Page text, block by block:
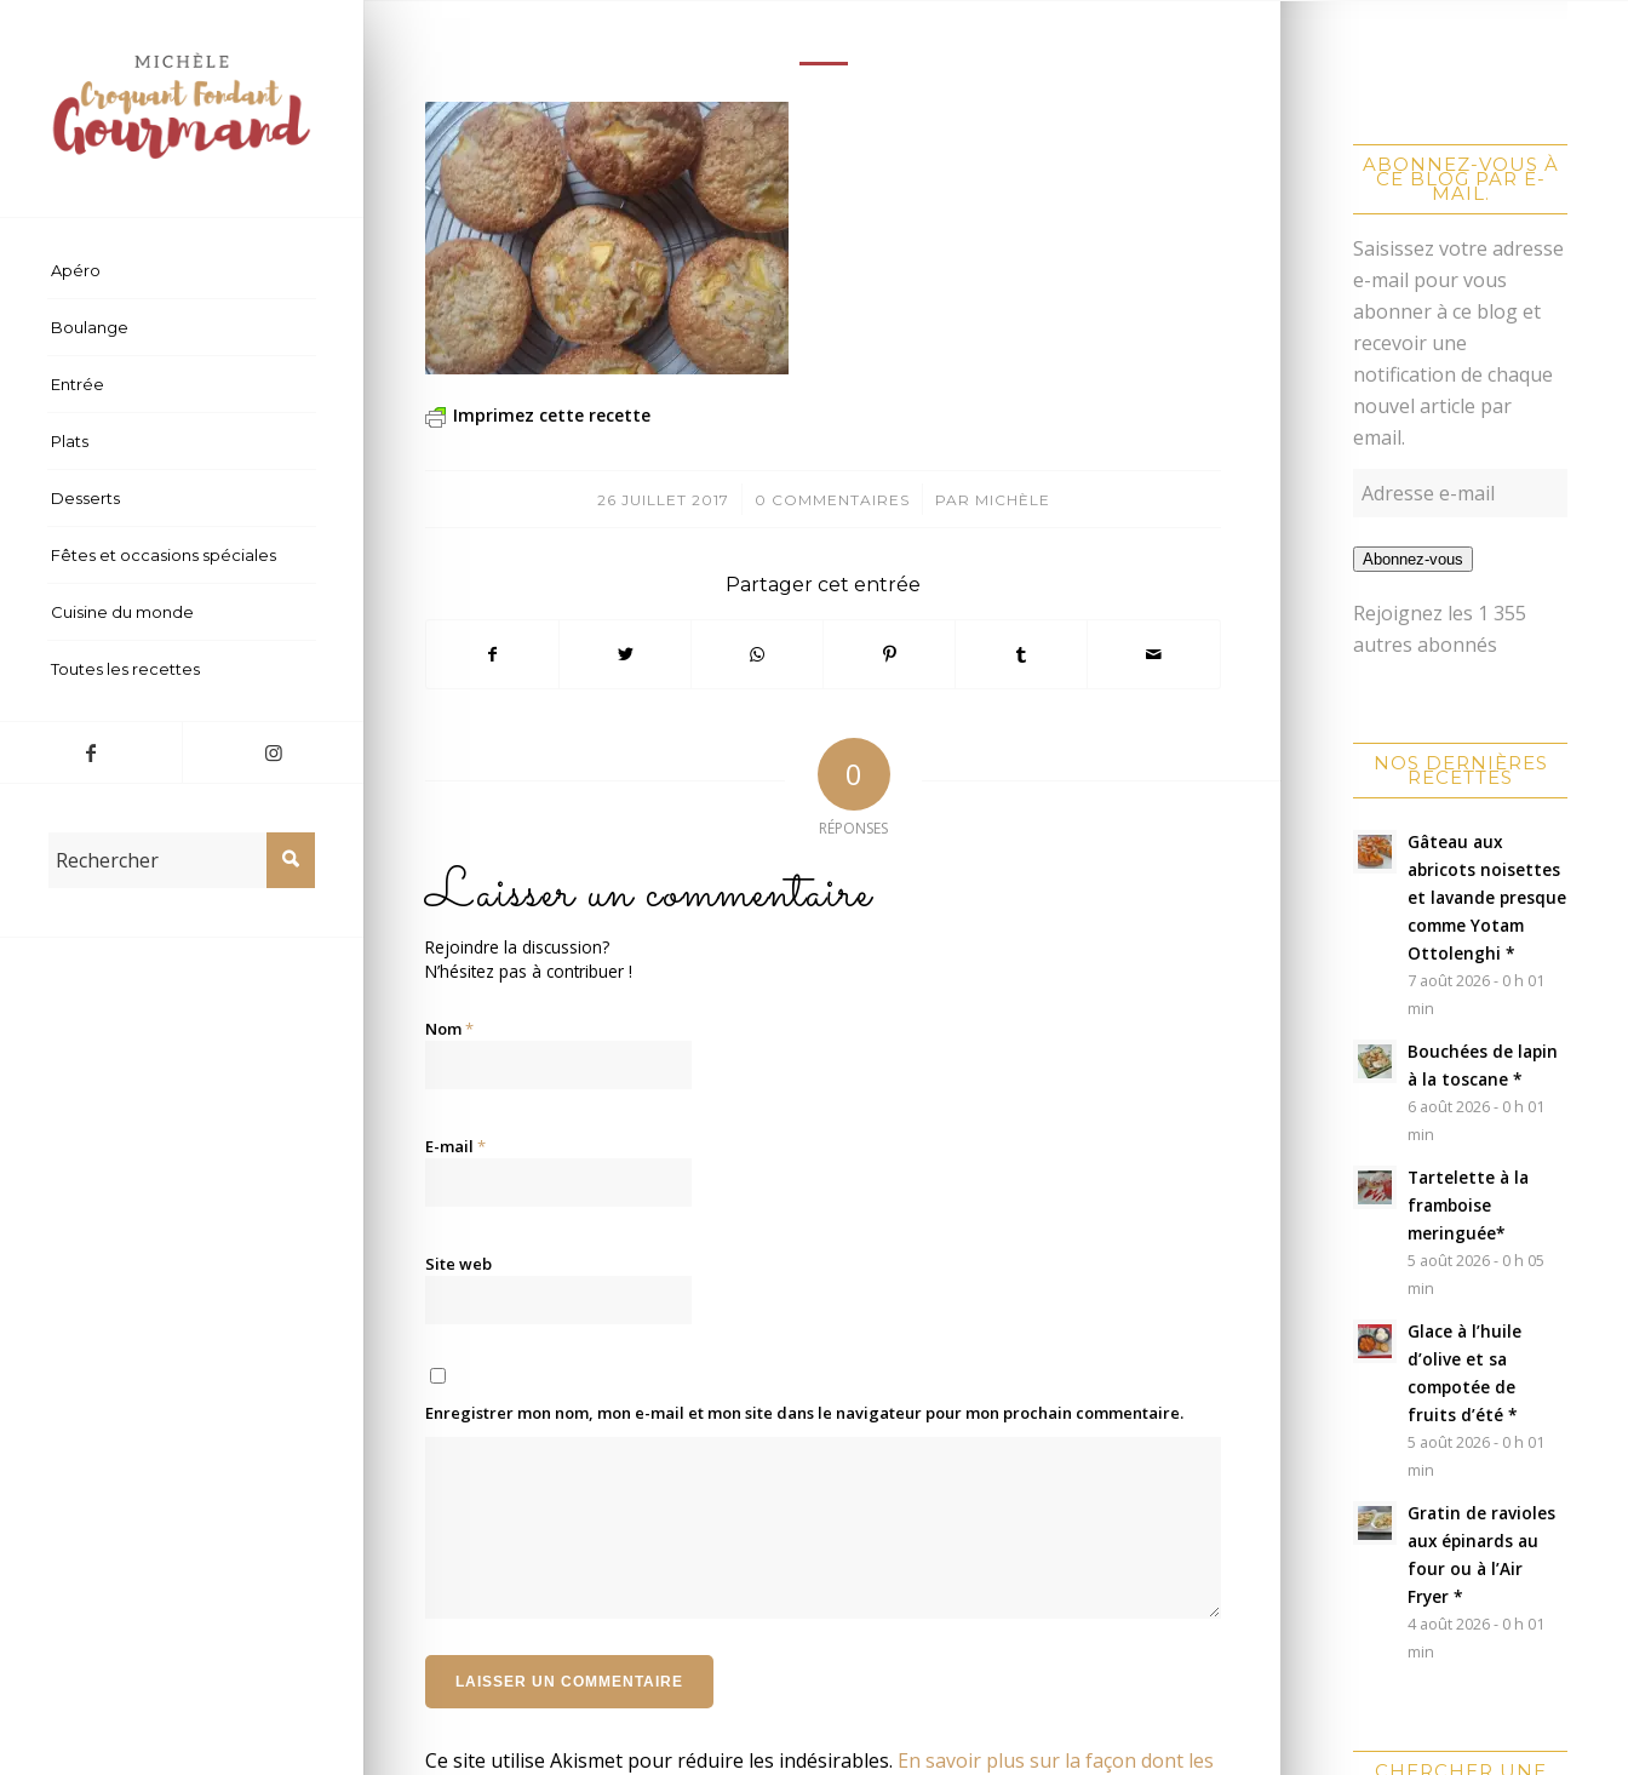
Apéro
Boulange
Entrée
Plats
Desserts
Fêtes et occasions spéciales
Cuisine du monde
Toutes les recettes
Imprimez cette recette
26 JUILLET 2017
/ 0 COMMENTAIRES
/ PAR MICHÈLE
Partager cet entrée
0
RÉPONSES
Laisser un commentaire
Rejoindre la discussion?
N’hésitez pas à contribuer !
Nom*
E-mail *
Site web
Enregistrer mon nom, mon e-mail et mon site dans le navigateur pour mon prochain commentaire.
Ce site utilise Akismet pour réduire les indésirables. En savoir plus sur la façon dont les
ABONNEZ-VOUS À
CE BLOG PAR E-
MAIL.
Saisissez votre adresse
e-mail pour vous
abonner à ce blog et
recevoir une
notification de chaque
nouvel article par
email.
Abonnez-vous
Rejoignez les 1 355
autres abonnés
NOS DERNIÈRES
RECETTES
Gâteau aux
abricots noisettes
et lavande presque
comme Yotam
Ottolenghi *
7 août 2026 - 0 h 01
min
Bouchées de lapin
à la toscane *
6 août 2026 - 0 h 01
min
Tartelette à la
framboise
meringuée*
5 août 2026 - 0 h 05
min
Glace à l’huile
d’olive et sa
compotée de
fruits d’été *
5 août 2026 - 0 h 01
min
Gratin de ravioles
aux épinards au
four ou à l’Air
Fryer *
4 août 2026 - 0 h 01
min